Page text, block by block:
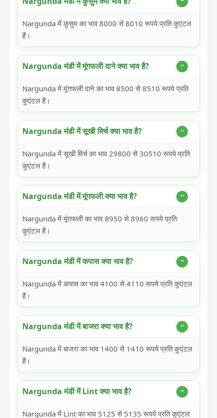
Nargunda में कुसुम का भाव 8000 से 8010 रूपये प्रति कुएंटल
हैं।
Nargunda मंडी में मूंगफली दाने क्या भाव है?
Nargunda में मूंगफली दाने का भाव 8500 से 8510 रूपये प्रति
कुएंटल हैं।
Nargunda मंडी में सूखी मिर्च क्या भाव है?
Nargunda में सूखी मिर्च का भाव 29800 से 30510 रूपये प्रति
कुएंटल हैं।
Nargunda मंडी में मूंगफली क्या भाव है?
Nargunda में मूंगफली का भाव 8950 से 8960 रूपये प्रति
कुएंटल हैं।
Nargunda मंडी में कपास क्या भाव है?
Nargunda में कपास का भाव 4100 से 4110 रूपये प्रति कुएंटल
हैं।
Nargunda मंडी में बाजरा क्या भाव है?
Nargunda में बाजरा का भाव 1400 से 1410 रूपये प्रति कुएंटल
हैं।
Nargunda मंडी में Lint क्या भाव है?
Nargunda में Lint का भाव 5125 से 5135 रूपये प्रति कुएंटल